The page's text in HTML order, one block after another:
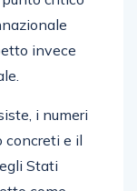
invece
i numeri
concreti e il
Stati